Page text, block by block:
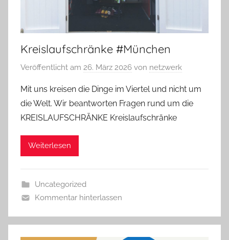
Kreislaufschränke #München
Veröffentlicht am 26. März 2026 von netzwerk
Mit uns kreisen die Dinge im Viertel und nicht um
die Welt. Wir beantworten Fragen rund um die
KREISLAUFSCHRÄNKE Kreislaufschränke
Weiterlesen
Uncategorized
Kommentar hinterlassen